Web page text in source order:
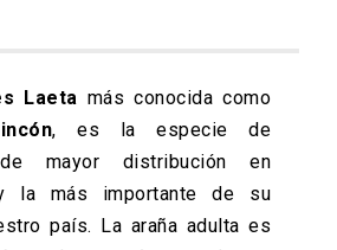
Laeta más conocida como
, es la especie de
mayor distribución en
y la más importante de su
país. La araña adulta es